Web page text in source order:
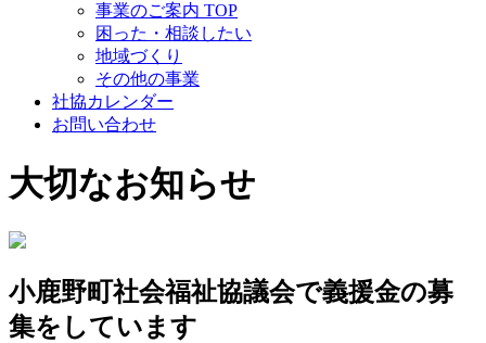
事業のご案内 TOP
困った・相談したい
地域づくり
その他の事業
社協カレンダー
お問い合わせ
大切なお知らせ
小鹿野町社会福祉協議会で義援金の募
集をしています